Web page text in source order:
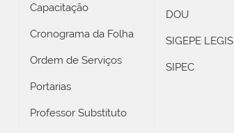
Capacitação
Cronograma da Folha
Ordem de Serviços
Portarias
Professor Substituto
DOU
SIGEPE LEGIS
SIPEC